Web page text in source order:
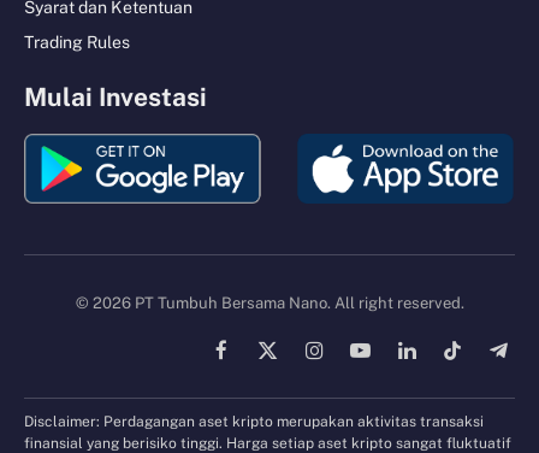
Syarat dan Ketentuan
Trading Rules
Mulai Investasi
© 2026 PT Tumbuh Bersama Nano. All right reserved.
Facebook
X
InstagramYouTubeLinkedInTikTok
Disclaimer: Perdagangan aset kripto merupakan aktivitas transaksi
finansial yang berisiko tinggi. Harga setiap aset kripto sangat fluktuatif